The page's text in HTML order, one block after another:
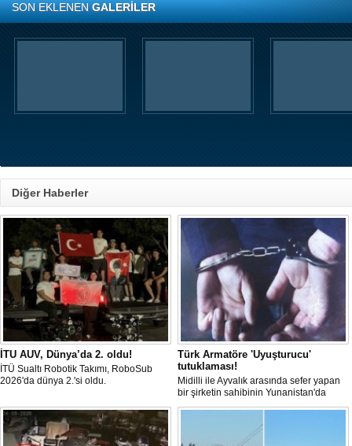
SON EKLENENGALERİLER
Diğer Haberler
İTU AUV, Dünya’da 2. oldu!
İTÜ Sualtı Robotik Takımı, RoboSub
2026'da dünya 2.'si oldu.
Türk Armatöre 'Uyuşturucu'
tutuklaması!
Midilli ile Ayvalık arasında sefer yapan
bir şirketin sahibinin Yunanistan'da
tutuklandığı bildirildi.